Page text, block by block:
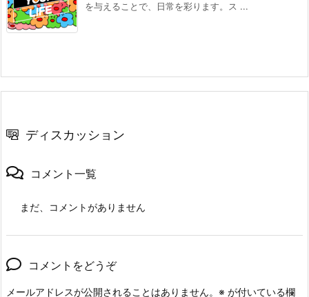
を与えることで、日常を彩ります。ス ...
ディスカッション
コメント一覧
まだ、コメントがありません
コメントをどうぞ
メールアドレスが公開されることはありません。 ※ が付いている欄